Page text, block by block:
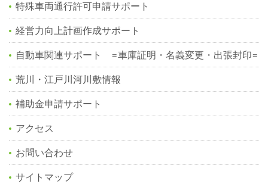
特殊車両通行許可申請サポート
経営力向上計画作成サポート
自動車関連サポート =車庫証明・名義変更・出張封印=
荒川・江戸川河川敷情報
補助金申請サポート
アクセス
お問い合わせ
サイトマップ